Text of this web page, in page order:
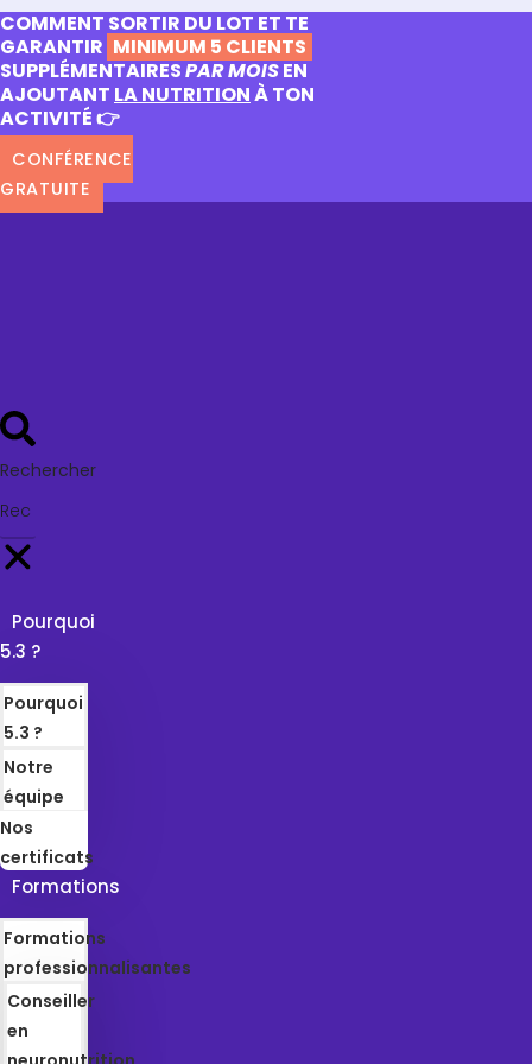
COMMENT SORTIR DU LOT ET TE
GARANTIR MINIMUM 5 CLIENTS
SUPPLÉMENTAIRESPAR MOISEN
AJOUTANT LA NUTRITIONÀ TON
ACTIVITÉ 👉
CONFÉRENCE
GRATUITE
Rechercher
Pourquoi
5.3 ?
Pourquoi
5.3 ?
Notre
équipe
Nos
certificats
Formations
Formations
professionnalisantes
Conseiller
en